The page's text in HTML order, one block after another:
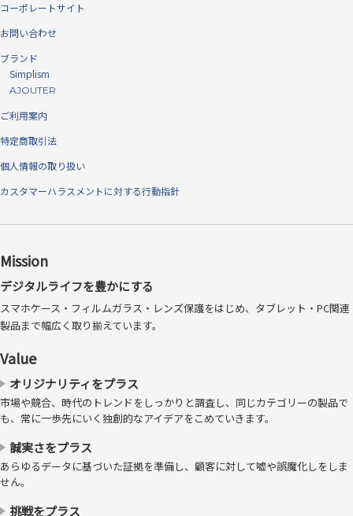
子供とのお出かけや犬の散歩時、アウトドアシーンなど、活発な活動を
する際にも便利です。
ちょっとひと伸びができるゴム製素材
コーポレートサイト
お問い合わせ
ブランド
Simplism
AJOUTER
ご利用案内
特定商取引法
個人情報の取り扱い
カスタマーハラスメントに対する行動指針
Mission
デジタルライフを豊かにする
スマホケース・フィルムガラス・レンズ保護をはじめ、タブレット・PC関連
製品まで幅広く取り揃えています。
Value
オリジナリティをプラス
市場や競合、時代のトレンドをしっかりと調査し、同じカテゴリーの製品で
も、常に一歩先にいく独創的なアイデアをこめていきます。
誠実さをプラス
あらゆるデータに基づいた証拠を準備し、顧客に対して嘘や誤魔化しをしま
せん。
挑戦をプラス